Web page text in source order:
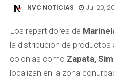
NVC NOTICIAS Jul 20,
Los repartidores de
la distribución de productos
colonias como Zapata,
localizan en la zona